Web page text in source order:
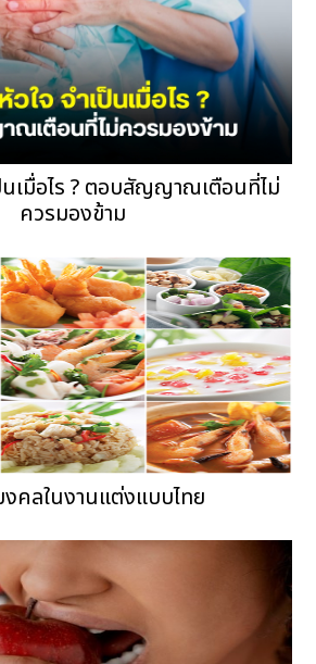
นเมื่อไร ? ตอบสัญญาณเตือนที่ไม่
ควรมองข้าม
งคลในงานแต่งแบบไทย